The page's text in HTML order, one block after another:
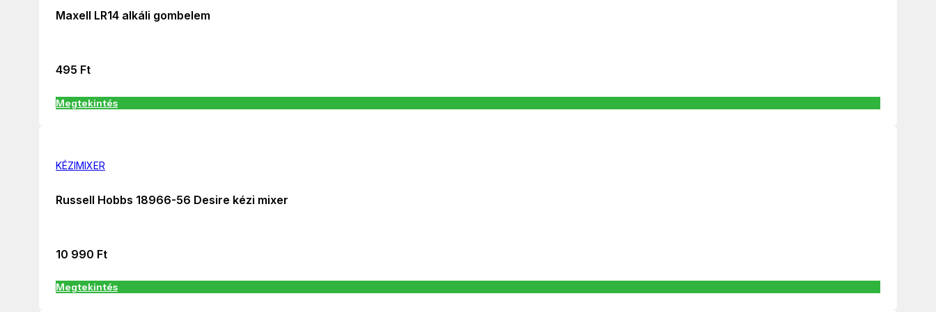
Maxell LR14 alkáli gombelem
495 Ft
Megtekintés
KÉZIMIXER
Russell Hobbs 18966-56 Desire kézi mixer
10 990 Ft
Megtekintés